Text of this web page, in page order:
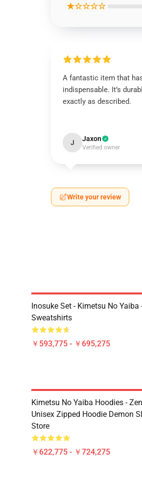
★☆☆☆☆
A fantastic item that
indispensable. It’s
exactly as described.
J Jaxon
Verified owner
Write your review
Inosuke Set - Kimetsu No Yaiba
Sweatshirts
￥593,775 - ￥695,275
Kimetsu No Yaiba Hoodies -
Unisex Zipped Hoodie Demon
Store
￥622,775 - ￥724,275